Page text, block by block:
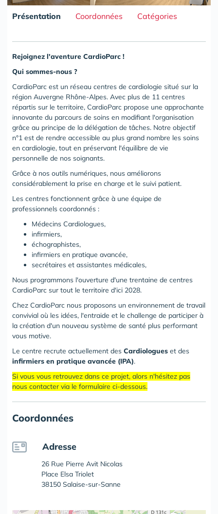
Présentation Coordonnées Catégories
Rejoignez l'aventure CardioParc !
Qui sommes-nous ?
CardioParc est un réseau centres de cardiologie situé sur la
région Auvergne Rhône-Alpes. Avec plus de 11 centres
répartis sur le territoire, CardioParc propose une approchante
innovante du parcours de soins en modifiant l'organisation
grâce au principe de la délégation de tâches. Notre objectif
n°1 est de rendre accessible au plus grand nombre les soins
en cardiologie, tout en préservant l'équilibre de vie
personnelle de nos soignants.
Grâce à nos outils numériques, nous améliorons
considérablement la prise en charge et le suivi patient.
Les centres fonctionnent grâce à une équipe de
professionnels coordonnés :
Médecins Cardiologues,
infirmiers,
échographistes,
infirmiers en pratique avancée,
secrétaires et assistantes médicales,
Nous programmons l'ouverture d'une trentaine de centres
CardioParc sur tout le territoire d'ici 2028.
Chez CardioParc nous proposons un environnement de travail
convivial où les idées, l'entraide et le challenge de participer à
la création d'un nouveau système de santé plus performant
vous motive.
Le centre recrute actuellement des Cardiologues et des
infirmiers en pratique avancée (IPA).
Si vous vous retrouvez dans ce projet, alors n'hésitez pas
nous contacter via le formulaire ci-dessous.
Coordonnées
Adresse
26 Rue Pierre Avit Nicolas
Place Elsa Triolet
38150 Salaise-sur-Sanne